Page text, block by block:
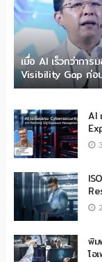
เมื่อ AI เร็วกว่ากา
Visibility Gap ก่อ
AI
พิม
โอ